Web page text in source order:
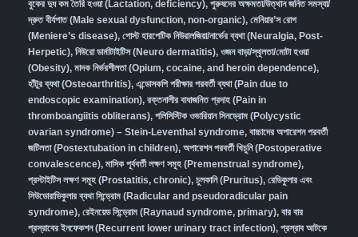
বুকের দুধ কম তৈরি হওয়া (Lactation, deficiency), পুরুষদের অক্ষমতা/উত্থান জনিত সমস্যা/
দ্রুত বীর্যপাত (Male sexual dysfunction, non-organic), মেনিয়ার’স রোগ
(Meniere’s disease), পোস্ট হারপেটিক নিউরালজিয়া/নার্ভের ব্যথা (Neuralgia, Post-
Herpetic), নিউরো ডার্মাটাইটিস (Neuro dermatitis), ওজন বাড়া/স্থূলতা/মোটা হওয়া
(Obesity), মাদক নির্ভরশীলতা (Opium, cocaine, and heroin dependence),
হাঁটুর ব্যথা (Osteoarthritis), এন্ডোসকপি পরীক্ষার পরবর্তী ব্যথা (Pain due to
endoscopic examination), রক্তনালীর বাধাজনিত প্রদাহ (Pain in
thromboangiitis obliterans), পলিসিস্টিক ওভারিয়ান সিনড্রোম (Polycystic
ovarian syndrome) – Stein-Leventhal syndrome, বাচ্চাদের অপারেশন পরবর্তী
জটিলতা (Postextubation in children), অপারেশন পরবর্তী খিচুনি (Postoperative
convalescence), মাসিক পূর্ববর্তী লক্ষণ সমূহ (Premenstrual syndrome),
প্রস্টাইটিস লক্ষণ সমূহ (Prostatitis, chronic), চুলকানি (Pruritus), রেডিকুলার এবং
সিউডোরাডিকুলার ব্যথা সিন্ড্রোম (Radicular and pseudoradicular pain
syndrome), রেইনয়েড সিন্ড্রোম (Raynaud syndrome, primary), বার বার
প্রস্রাবের ইনফেকশন (Recurrent lower urinary tract infection), প্রস্রাব আটকে